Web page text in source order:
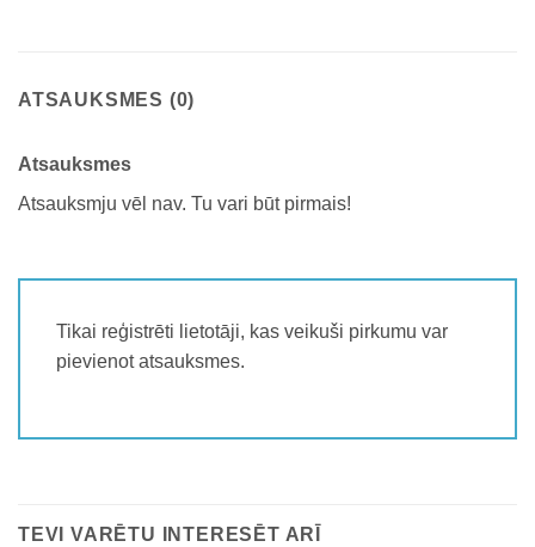
ATSAUKSMES (0)
Atsauksmes
Atsauksmju vēl nav. Tu vari būt pirmais!
Tikai reģistrēti lietotāji, kas veikuši pirkumu var
pievienot atsauksmes.
TEVI VARĒTU INTERESĒT ARĪ